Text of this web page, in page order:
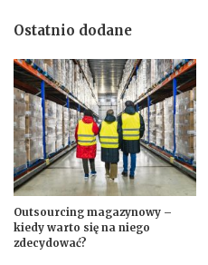
Ostatnio dodane
Outsourcing magazynowy –
kiedy warto się na niego
zdecydować?